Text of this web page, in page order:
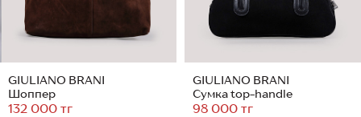
GIULIANO BRANI
Шоппер
132 000 тг
GIULIANO BRANI
Сумка top-handle
98 000 тг